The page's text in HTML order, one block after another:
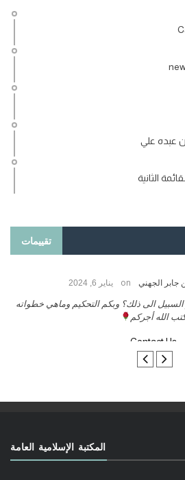
عبده علي
الثانية
تقييمات
الزريقي on يناير 25, 2026
الله وبركاتة أرغب بنشر كتابي معكم
المكتبة الإسلامية العامة